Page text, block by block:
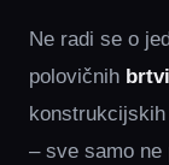
Ne radi se o
polovičnih brtvi
– sve samo ne